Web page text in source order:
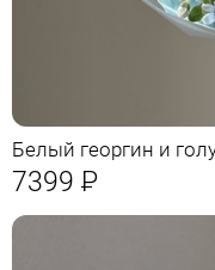
Белый георгин и
7399 Р